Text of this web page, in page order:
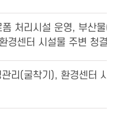
폼 처리시설 운영, 부산물(
경센터 시설물 주변 청결관
리(굴착기), 환경센터 시